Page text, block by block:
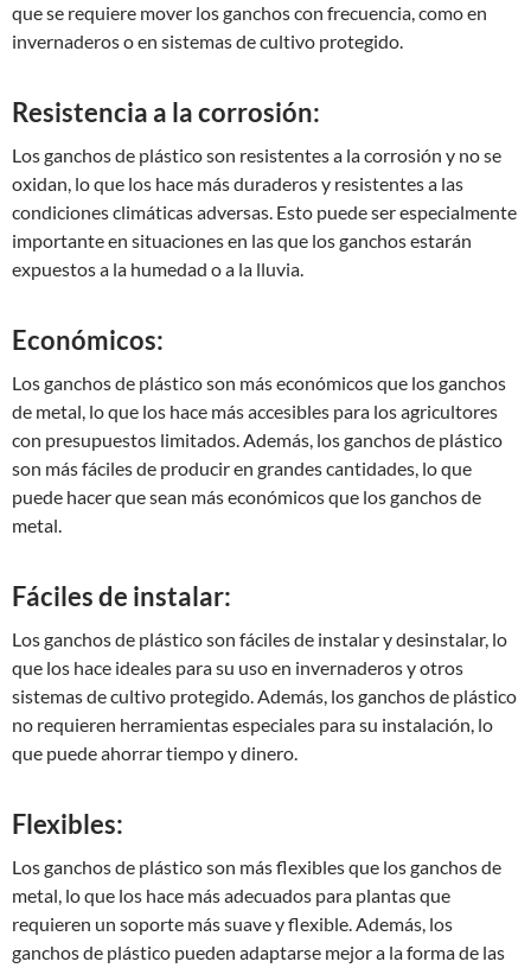
que se requiere mover los ganchos con frecuencia, como en
invernaderos o en sistemas de cultivo protegido.
Resistencia a la corrosión:
Los ganchos de plástico son resistentes a la corrosión y no se
oxidan, lo que los hace más duraderos y resistentes a las
condiciones climáticas adversas. Esto puede ser especialmente
importante en situaciones en las que los ganchos estarán
expuestos a la humedad o a la lluvia.
Económicos:
Los ganchos de plástico son más económicos que los ganchos
de metal, lo que los hace más accesibles para los agricultores
con presupuestos limitados. Además, los ganchos de plástico
son más fáciles de producir en grandes cantidades, lo que
puede hacer que sean más económicos que los ganchos de
metal.
Fáciles de instalar:
Los ganchos de plástico son fáciles de instalar y desinstalar, lo
que los hace ideales para su uso en invernaderos y otros
sistemas de cultivo protegido. Además, los ganchos de plástico
no requieren herramientas especiales para su instalación, lo
que puede ahorrar tiempo y dinero.
Flexibles:
Los ganchos de plástico son más flexibles que los ganchos de
metal, lo que los hace más adecuados para plantas que
requieren un soporte más suave y flexible. Además, los
ganchos de plástico pueden adaptarse mejor a la forma de las